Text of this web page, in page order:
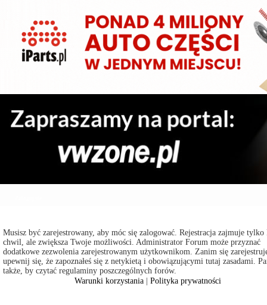
Musisz być zarejestrowany, aby móc się zalogować. Rejestracja zajmuje
chwil, ale zwiększa Twoje możliwości. Administrator Forum może przyznać
dodatkowe zezwolenia zarejestrowanym użytkownikom. Zanim się
upewnij się, że zapoznałeś się z netykietą i obowiązującymi tutaj zasadami.
także, by czytać regulaminy poszczególnych forów.
Warunki korzystania |Polityka prywatności